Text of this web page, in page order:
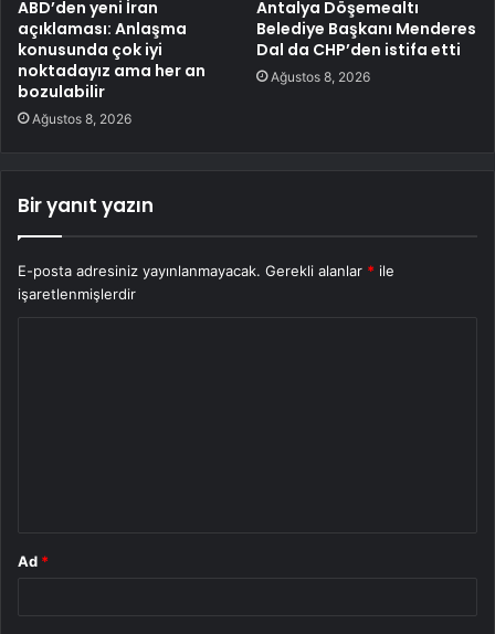
ABD’den yeni İran
açıklaması: Anlaşma
konusunda çok iyi
noktadayız ama her an
bozulabilir
Ağustos 8, 2026
Antalya Döşemealtı
Belediye Başkanı Menderes
Dal da CHP’den istifa etti
Ağustos 8, 2026
Bir yanıt yazın
E-posta adresiniz yayınlanmayacak. Gerekli alanlar * ile
işaretlenmişlerdir
Ad *